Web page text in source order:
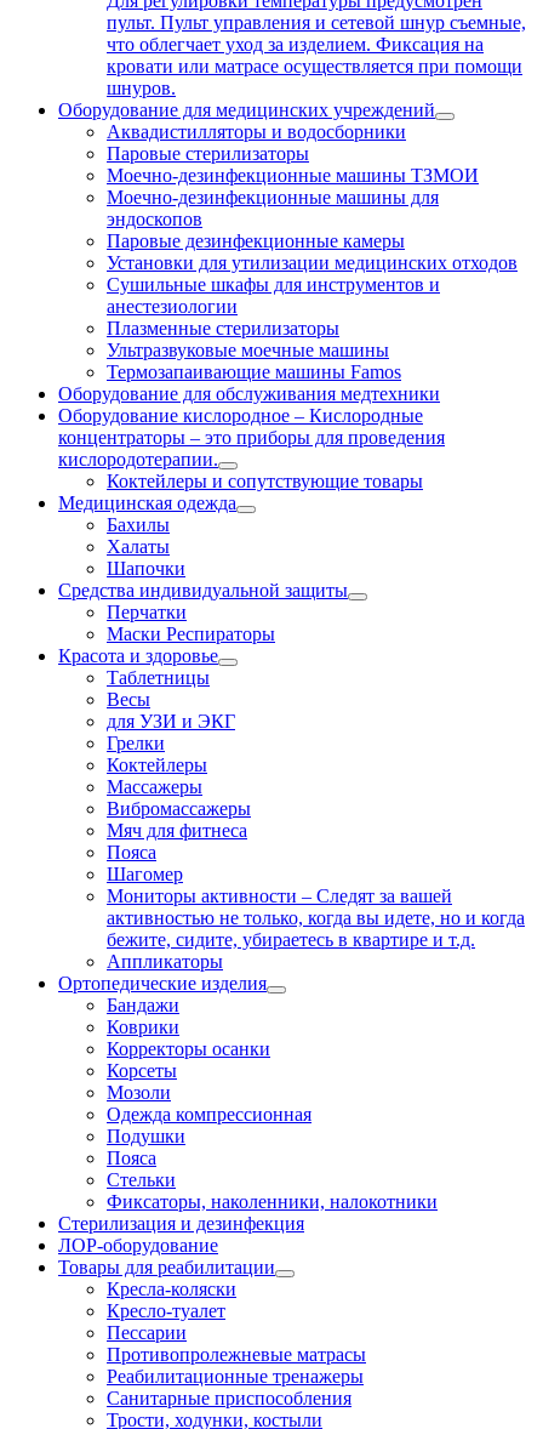
пульт. Пульт управления и сетевой шнур съемные,
что облегчает уход за изделием. Фиксация на
кровати или матрасе осуществляется при помощи
шнуров.
Оборудование для медицинских учреждений
Аквадистилляторы и водосборники
Паровые стерилизаторы
Моечно-дезинфекционные машины ТЗМОИ
Моечно-дезинфекционные машины для
эндоскопов
Паровые дезинфекционные камеры
Установки для утилизации медицинских отходов
Сушильные шкафы для инструментов и
анестезиологии
Плазменные стерилизаторы
Ультразвуковые моечные машины
Термозапаивающие машины Famos
Оборудование для обслуживания медтехники
Оборудование кислородное – Кислородные
концентраторы – это приборы для проведения
кислородотерапии.
Коктейлеры и сопутствующие товары
Медицинская одежда
Бахилы
Халаты
Шапочки
Средства индивидуальной защиты
Перчатки
Маски Респираторы
Красота и здоровье
Таблетницы
Весы
для УЗИ и ЭКГ
Грелки
Коктейлеры
Массажеры
Вибромассажеры
Мяч для фитнеса
Пояса
Шагомер
Мониторы активности – Следят за вашей
активностью не только, когда вы идете, но и когда
бежите, сидите, убираетесь в квартире и т.д.
Аппликаторы
Ортопедические изделия
Бандажи
Коврики
Корректоры осанки
Корсеты
Мозоли
Одежда компрессионная
Подушки
Пояса
Стельки
Фиксаторы, наколенники, налокотники
Стерилизация и дезинфекция
ЛОР-оборудование
Товары для реабилитации
Кресла-коляски
Кресло-туалет
Пессарии
Противопролежневые матрасы
Реабилитационные тренажеры
Санитарные приспособления
Трости, ходунки, костыли